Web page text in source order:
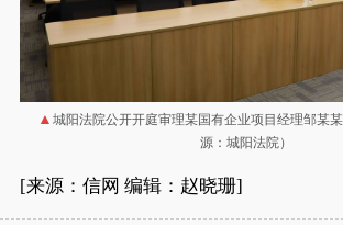
城阳法院公开开庭审理某国有企业项目经理邹某
源：城阳法院）
[来源：信网 编辑：赵晓珊]